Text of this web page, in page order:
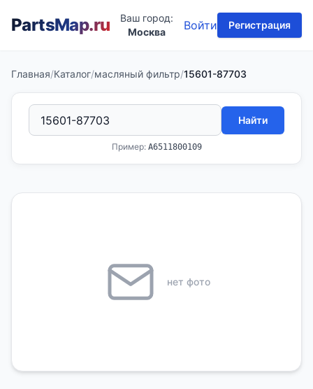
PartsMap.ru
Ваш город:
Москва
Войти Регистрация
Главная/Каталог/масляный фильтр/15601-87703
Найти
Пример: A6511800109
нет фото